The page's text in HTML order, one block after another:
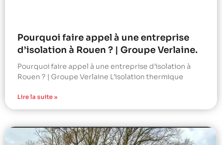
Pourquoi faire appel à une entreprise
d’isolation à Rouen ? | Groupe Verlaine.
Pourquoi faire appel à une entreprise d’isolation à
Rouen ? | Groupe Verlaine L’isolation thermique
Lire la suite »